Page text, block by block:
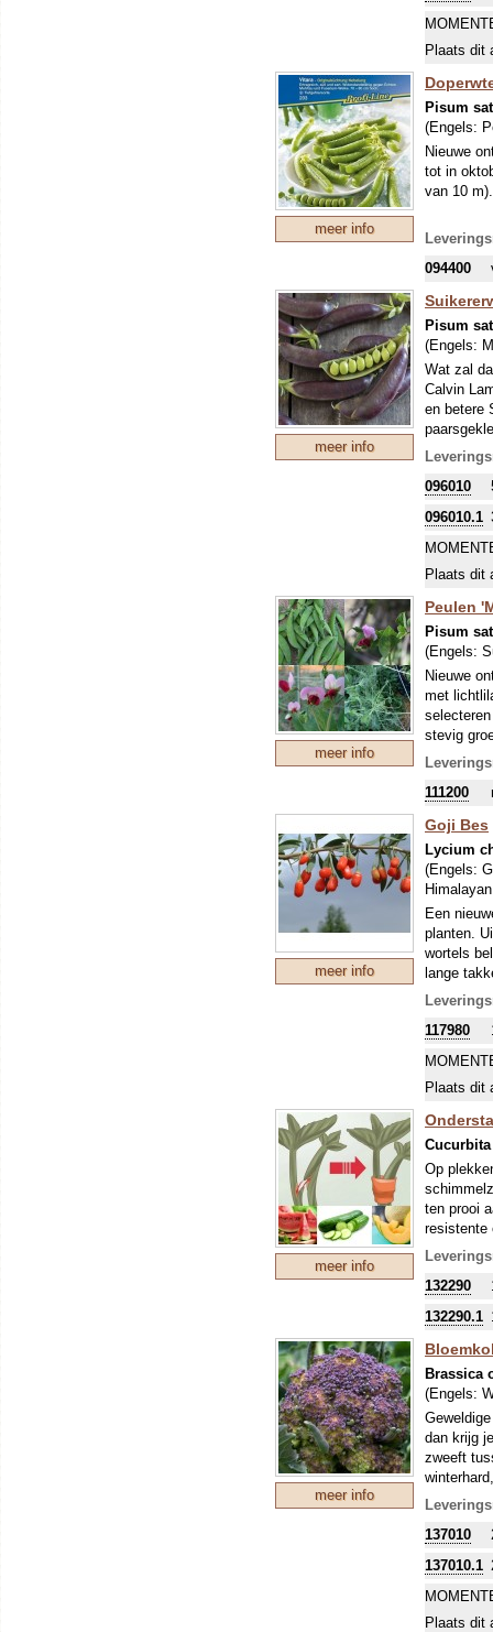
zonlicht
De
spekboon
Laat je de
tot
Na de
Gelukkig
wijze
Plaats dit
meer info
Pisum
(Engels:
Nieuwe
tot in
van 10
094400
meer info
Pisum
(Engels:
Wat zal
Calvin
en betere
5-6 cm
nodig.
Heerlijk
draad
096010
096010.1
Plaats dit
meer info
Peulen
Pisum
(Engels:
Nieuwe
met
stevig
noemen
maken
mengen!
111200
meer info
Goji Bes
Lycium
(Engels:
Een
planten.
wortels
lange
zonnig of
zijn zeer
vanwege
jonge
een
schaadt.
117980
Plaats dit
meer info
Op
ten prooi
resistente
Gebruik
duidelijk
hier:
132290
132290.1
meer info
Brassica
(Engels:
dan krijg
zweeft
137010
137010.1
Plaats dit